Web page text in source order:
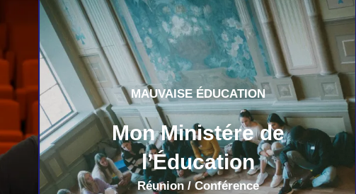
MAUVAISE ÉDUCATION
Mon Ministére de
l’Éducation
Réunion / Conférence